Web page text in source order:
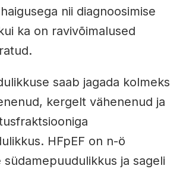
nii diagnoosimise
ka on ravivõimalused
saab jagada kolmeks
kergelt vähenenud ja
HFpEF on n-ö
ja sageli